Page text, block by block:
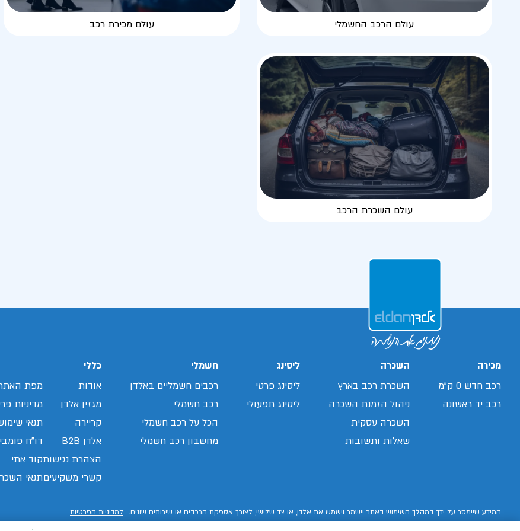
עולם הרכב החשמלי עולם מכירת רכב
עולם השכרת הרכב
מכירה
רכב חדש 0 ק"מ
רכב יד ראשונה
השכרה
השכרת רכב בארץ
ניהול הזמנת השכרה
השכרה עסקית
שאלות ותשובות
ליסינג
ליסינג פרטי
ליסינג תפעולי
חשמלי
רכבים חשמליים באלדן
רכב חשמלי
הכל על רכב חשמלי
מחשבון רכב חשמלי
כללי
אודות
מגזין אלדן
קריירה
אלדן B2B
הצהרת נגישות
קשרי משקיעים
מפת
מדיניות
תנאי
דו"ח
קוד אתי
תנאי
המידע שיימסר על ידך במהלך השימוש באתר יישמר וישמש את אלדן, או צד שלישי, לצורך אספקת הרכבים או שירותים שונים. למדיניות הפרטיות